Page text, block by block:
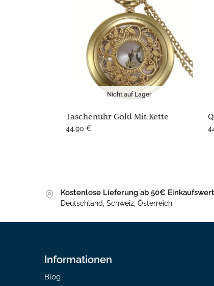
Nicht auf Lager
Taschenuhr Gold Mit Kette
44.90 €
Kostenlose Lieferung ab 50€ Einkaufswert
Deutschland, Schweiz, Österreich
Informationen
Blog